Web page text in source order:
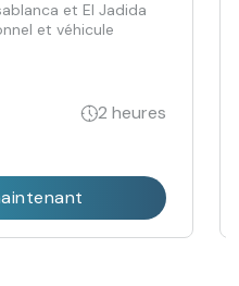
et El Jadida
et véhicule
2 heures